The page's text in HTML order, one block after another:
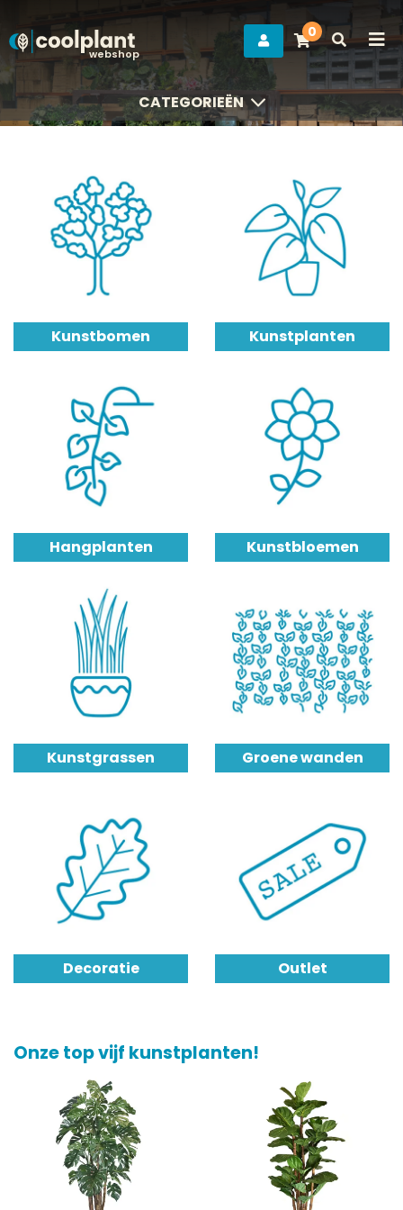
webshop
0
CATEGORIEËN
CATEGORIEËN
Kunstbomen Kunstplanten
Hangplanten Kunstbloemen
Kunstgrassen Groene wanden
Decoratie Outlet
Onze top vijf kunstplanten!